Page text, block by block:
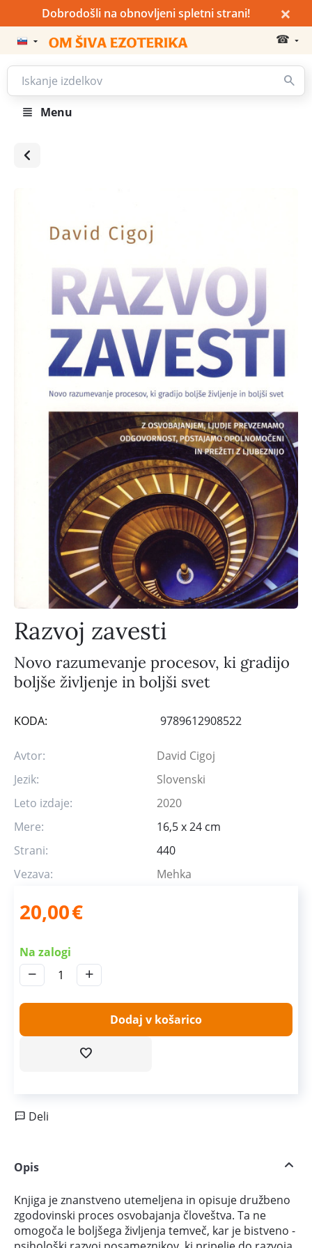
Dobrodošli na obnovljeni spletni strani! ×
☎
Menu
Razvoj zavesti
Novo razumevanje procesov, ki gradijo
boljše življenje in boljši svet
KODA: 9789612908522
Avtor:
David Cigoj
Jezik:
Slovenski
Leto izdaje:
2020
Mere:
16,5 x 24 cm
Strani:
440
Vezava:
Mehka
20,00€
Na zalogi
+
−
Dodaj v košarico
Deli
Opis
Knjiga je znanstveno utemeljena in opisuje družbeno
zgodovinski proces osvobajanja človeštva. Ta ne
omogoča le boljšega življenja temveč, kar je bistveno -